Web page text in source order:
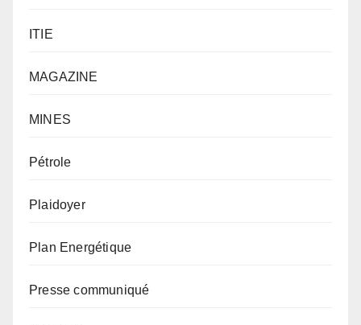
ITIE
MAGAZINE
MINES
Pétrole
Plaidoyer
Plan Energétique
Presse communiqué